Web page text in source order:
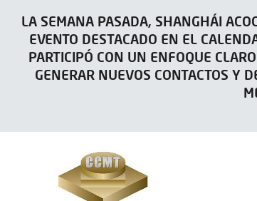
LA SEMANA PASADA, SHANGHÁI
EVENTO DESTACADO EN EL
PARTICIPÓ CON UN ENFOQUE
GENERAR NUEVOS CONTACTOS Y